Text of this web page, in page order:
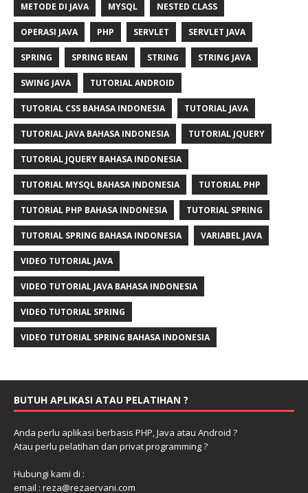
METODE DI JAVA MYSQL NESTED CLASS
OPERASI JAVA PHP SERVLET SERVLET JAVA
SPRING SPRING BEAN STRING STRING JAVA
SWING JAVA TUTORIAL ANDROID
TUTORIAL CSS BAHASA INDONESIA TUTORIAL JAVA
TUTORIAL JAVA BAHASA INDONESIA TUTORIAL JQUERY
TUTORIAL JQUERY BAHASA INDONESIA
TUTORIAL MYSQL BAHASA INDONESIA TUTORIAL PHP
TUTORIAL PHP BAHASA INDONESIA TUTORIAL SPRING
TUTORIAL SPRING BAHASA INDONESIA VARIABEL JAVA
VIDEO TUTORIAL JAVA
VIDEO TUTORIAL JAVA BAHASA INDONESIA
VIDEO TUTORIAL SPRING
VIDEO TUTORIAL SPRING BAHASA INDONESIA
BUTUH APLIKASI ATAU PELATIHAN ?
Anda perlu aplikasi berbasis PHP, Java atau Android ?
Atau perlu pelatihan dan privat programming ?
Hubungi kami di :
email : reza@rezaervani.com